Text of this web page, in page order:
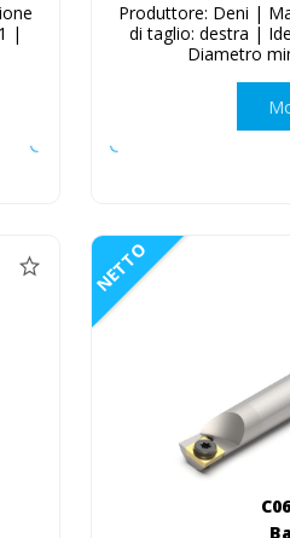
|
Produttore: Deni |
di taglio: destra |
Diametro
NETTO